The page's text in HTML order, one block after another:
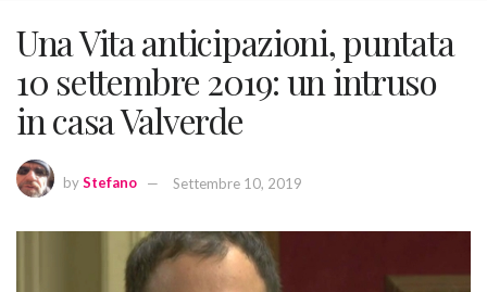
Una Vita anticipazioni, puntata
10 settembre 2019: un intruso
in casa Valverde
byStefano Settembre 10, 2019